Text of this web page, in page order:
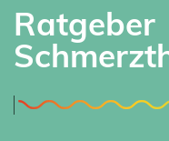
Ratgeber